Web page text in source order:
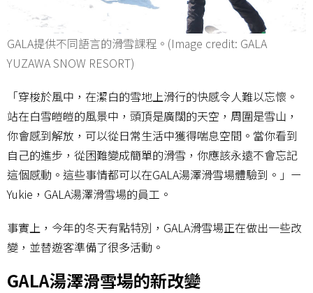
GALA提供不同語言的滑雪課程。(Image credit: GALA
YUZAWA SNOW RESORT)
「穿梭於風中，在潔白的雪地上滑行的快感令人難以忘懷。
站在白雪皚皚的風景中，頭頂是廣闊的天空，周圍是雪山，
你會感到解放，可以從日常生活中獲得喘息空間。當你看到
自己的進步，從困難變成簡單的滑雪，你應該永遠不會忘記
這個感動。這些事情都可以在GALA湯澤滑雪場體驗到。」ー
Yukie，GALA湯澤滑雪場的員工。
事實上，今年的冬天有點特別，GALA滑雪場正在做出一些改
變，並替遊客準備了很多活動。
GALA湯澤滑雪場的新改變